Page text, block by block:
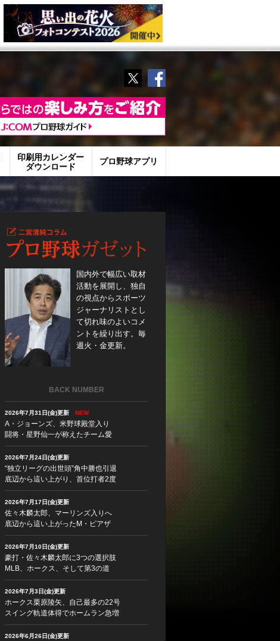
TwitterFacebook
印刷用カレンダー
ダウンロード
プロ野球アプリ
国内外で幅広い取材
活動を展開し、独自
の視点からスポーツ
ジャーナリストとし
て切れ味のよいコメ
ントを繰り出す。毎
週火・金更新。
BACK NUMBER
2026年7月31日(金)更新 NEW
A・ジョーンズ、米野球殿堂入り
闘将・星野仙一が称えたチーム愛
2026年7月24日(金)更新
“独立リーグの出世頭”角中勝也引退
底辺から這い上がり、首位打者2度
2026年7月17日(金)更新
佐々木麟太郎、マーリンズ入りへ
底辺から這い上がったM・ピアザ
2026年7月10日(金)更新
豪打・佐々木麟太郎に3つの選択肢
MLB、ホークス、そして第3の道
2026年7月3日(金)更新
ホークス栗原陵矢、自己最多の22号
スイング軌道体得でホームラン急増
2026年6月26日(金)更新